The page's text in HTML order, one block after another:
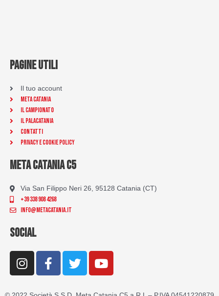
PAGINE UTILI
Il tuo account
Meta Catania
Il Campionato
Il Palacatania
Contatti
Privacy e Cookie Policy
META CATANIA C5
Via San Filippo Neri 26, 95128 Catania (CT)
+39 338 908 4268
info@metacatania.it
SOCIAL
I
n
F
a
T
w
Y
o